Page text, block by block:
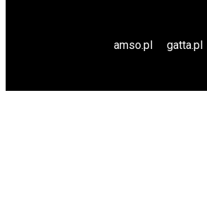
amso.pl gatta.pl